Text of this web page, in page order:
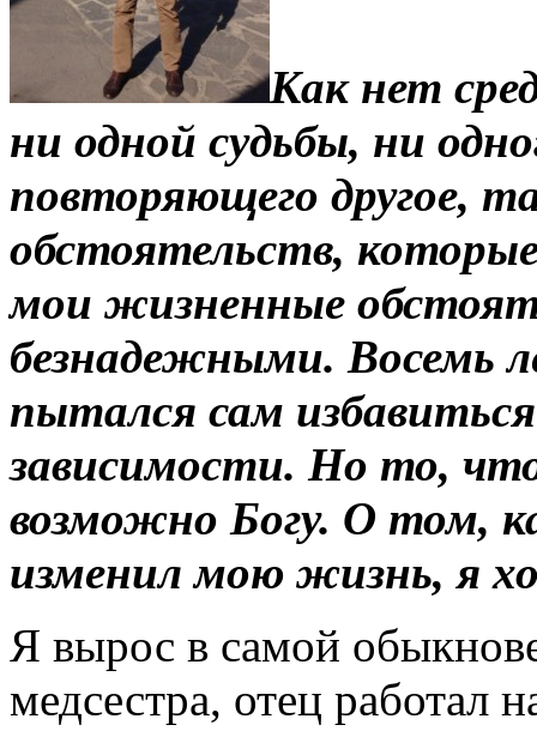
Как нет
ни одной судьбы, ни
повторяющего другое,
обстоятельств,
мои жизненные
безнадежными. Восемь
пытался сам
зависимости. Но то,
возможно Богу. О том,
изменил мою жизнь, я
Я вырос в самой
медсестра, отец работал